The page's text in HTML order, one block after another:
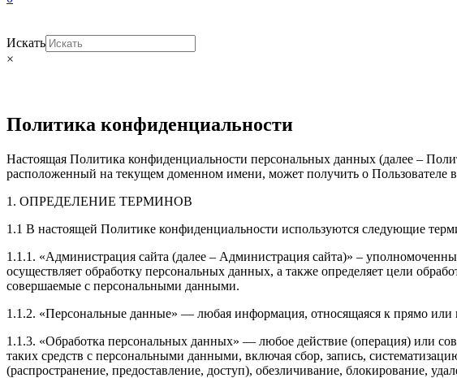
Искать
×
Политика конфиденциальности
Настоящая Политика конфиденциальности персональных данных (далее –
расположенный на текущем доменном имени, может получить о Пользователе
1. ОПРЕДЕЛЕНИЕ ТЕРМИНОВ
1.1 В настоящей Политике конфиденциальности используются следующие
1.1.1. «Администрация сайта (далее – Администрация сайта)» –
осуществляет обработку персональных данных, а также определяет цели
совершаемые с персональными данными.
1.1.2. «Персональные данные» — любая информация, относящаяся к прямо
1.1.3. «Обработка персональных данных» — любое действие (операция) или
таких средств с персональными данными, включая сбор, запись,
(распространение, предоставление, доступ), обезличивание, блокирование,